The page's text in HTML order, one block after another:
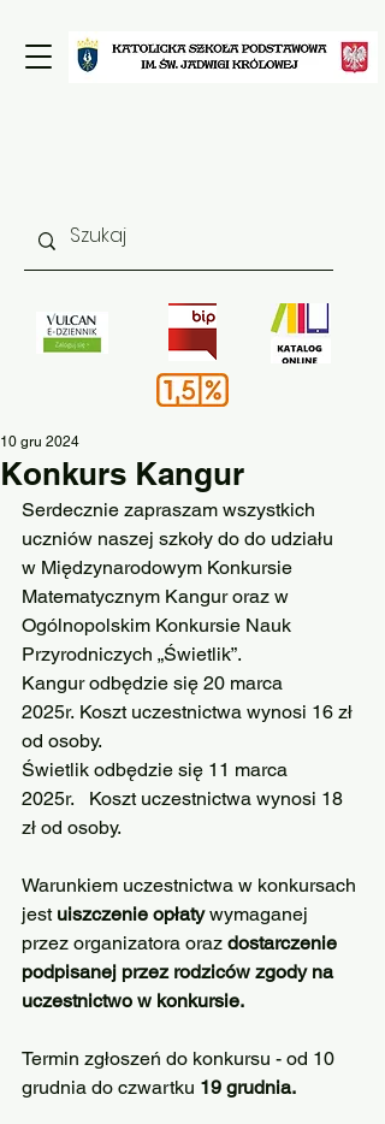
Konkurs Kangur
10 gru 2024
Serdecznie zapraszam wszystkich
uczniów naszej szkoły do do udziału
w Międzynarodowym Konkursie
Matematycznym Kangur oraz w
Ogólnopolskim Konkursie Nauk
Przyrodniczych „Świetlik”.
Kangur odbędzie się 20 marca
2025r. Koszt uczestnictwa wynosi 16 zł
od osoby.
Świetlik odbędzie się 11 marca
2025r.   Koszt uczestnictwa wynosi 18
zł od osoby.
Warunkiem uczestnictwa w konkursach
jest uiszczenie opłaty wymaganej
przez organizatora oraz dostarczenie
podpisanej przez rodziców zgody na
uczestnictwo w konkursie.
Termin zgłoszeń do konkursu - od 10
grudnia do czwartku 19 grudnia.